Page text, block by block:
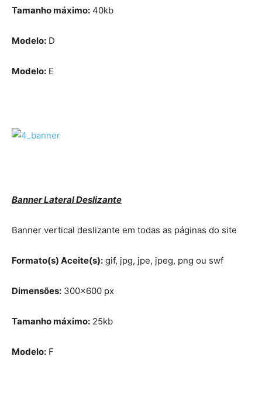
Tamanho máximo: 40kb
Modelo: D
Modelo: E
Banner Lateral Deslizante
Banner vertical deslizante em todas as páginas do site
Formato(s) Aceite(s): gif, jpg, jpe, jpeg, png ou swf
Dimensões: 300×600 px
Tamanho máximo: 25kb
Modelo: F